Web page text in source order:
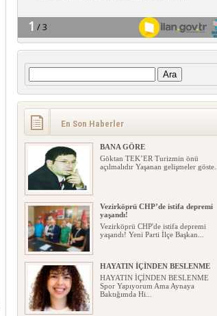
Arama:
En Son Haberler
BANA GÖRE
Göktan TEK’ER Turizmin önü
açılmalıdır Yaşanan gelişmeler göste...
Vezirköprü CHP’de istifa depremi
yaşandı!
Vezirköprü CHP'de istifa depremi
yaşandı! Yeni Parti İlçe Başkan...
HAYATIN İÇİNDEN BESLENME
HAYATIN İÇİNDEN BESLENME
Spor Yapıyorum Ama Aynaya
Baktığımda Hi...